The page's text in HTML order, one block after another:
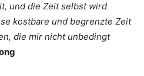
und die Zeit selbst wird
kostbare und begrenzte Zeit
die mir nicht unbedingt